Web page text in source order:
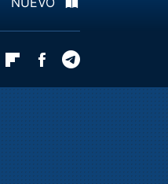
Twitter FlipboardFacebook